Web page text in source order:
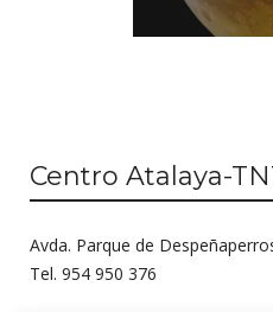
Centro Atalaya-
Avda. Parque de
Tel. 954 950 376